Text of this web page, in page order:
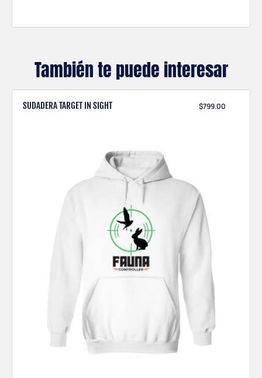
También te puede interesar
SUDADERA TARGET IN SIGHT $799.00